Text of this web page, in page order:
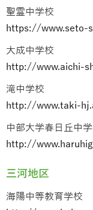
聖霊中学校
https://www.seto-
大成中学校
http://www.aichi-
滝中学校
http://www.taki-
中部大学春日丘中
http://
三河地区
海陽中等教育学校